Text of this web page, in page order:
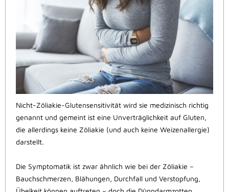
Nicht-Zöliakie-Glutensensitivität wird sie medizinisch richtig
genannt und gemeint ist eine Unverträglichkeit auf Gluten,
die allerdings keine Zöliakie (und auch keine Weizenallergie)
darstellt.
Die Symptomatik ist zwar ähnlich wie bei der Zöliakie –
Bauchschmerzen, Blähungen, Durchfall und Verstopfung,